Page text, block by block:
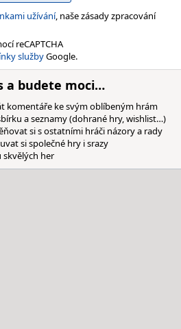
užívání, naše zásady zpracování
reCAPTCHA
službyGoogle.
a budete moci…
komentáře ke svým oblíbeným hrám
a seznamy (dohrané hry, wishlist…)
si s ostatními hráči názory a rady
si společné hry i srazy
skvělých her